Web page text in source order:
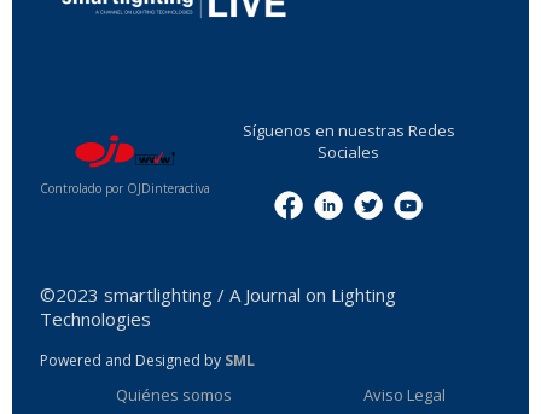
Controlado por OJDinteractiva
Síguenos en nuestras Redes
Sociales
©2023 smartlighting / A Journal on Lighting
Technologies
Powered and Designed by SML
Quiénes somos Aviso Legal